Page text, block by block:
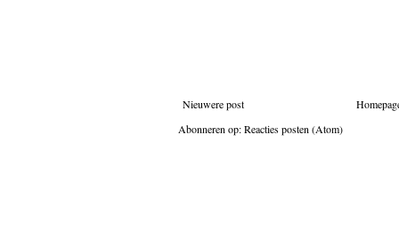
Nieuwere post
Abonneren op:Reacties posten (Atom)